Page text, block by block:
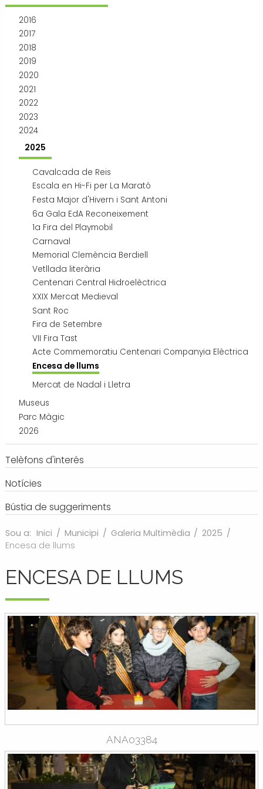
2016
2017
2018
2019
2020
2021
2022
2023
2024
2025
Cavalcada de Reis
Escala en Hi-Fi per La Marató
Festa Major d'Hivern i Sant Antoni
6a Gala EdA Reconeixement
1a Fira del Playmobil
Carnaval
Memorial Clemència Berdiell
Vetllada literària
Centenari Central Hidroelèctrica
XXIX Mercat Medieval
Sant Roc
Fira de Setembre
VII Fira Tast
Acte Commemoratiu Centenari Companyia Elèctrica
Encesa de llums
Mercat de Nadal i Lletra
Museus
Parc Màgic
2026
Telèfons d'interés
Notícies
Bústia de suggeriments
Sou a: Inici / Municipi / Galeria Multimèdia / 2025 /
Encesa de llums
ENCESA DE LLUMS
ANA03384